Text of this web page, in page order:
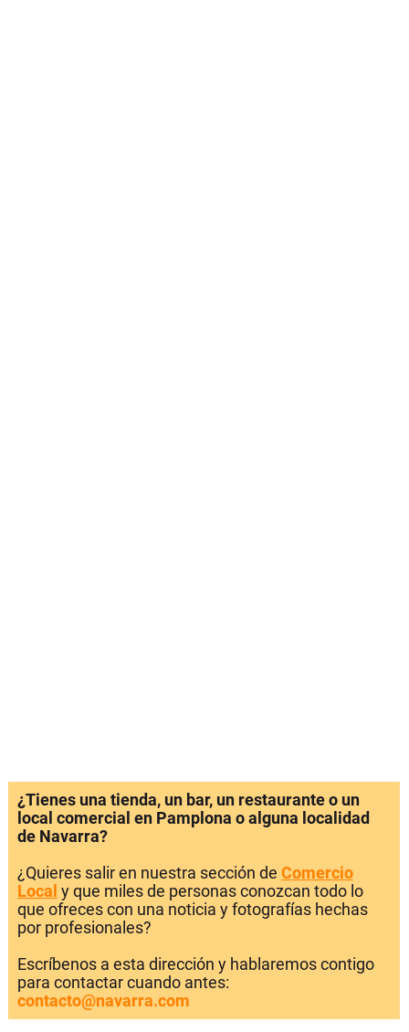
¿Tienes una tienda, un bar, un restaurante o un
local comercial en Pamplona o alguna localidad
de Navarra?
¿Quieres salir en nuestra sección de Comercio
Local y que miles de personas conozcan todo lo
que ofreces con una noticia y fotografías hechas
por profesionales?
Escríbenos a esta dirección y hablaremos contigo
para contactar cuando antes:
contacto@navarra.com